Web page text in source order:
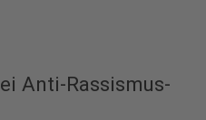
Anti-Rassismus-